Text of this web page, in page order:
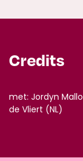
Credits
met: Jordyn
de Vliert (NL)